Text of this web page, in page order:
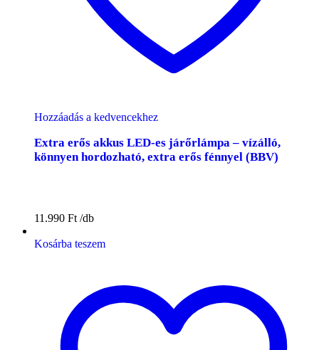
Hozzáadás a kedvencekhez
Extra erős akkus LED-es járőrlámpa – vízálló,
könnyen hordozható, extra erős fénnyel (BBV)
11.990 Ft
Kosárba teszem